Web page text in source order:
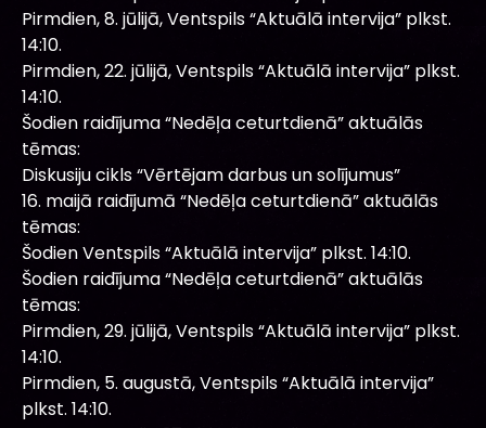
Pirmdien, 8. jūlijā, Ventspils “Aktuālā intervija” plkst.
14:10.
Pirmdien, 22. jūlijā, Ventspils “Aktuālā intervija” plkst.
14:10.
Šodien raidījuma “Nedēļa ceturtdienā” aktuālās
tēmas:
Diskusiju cikls “Vērtējam darbus un solījumus”
16. maijā raidījumā “Nedēļa ceturtdienā” aktuālās
tēmas:
Šodien Ventspils “Aktuālā intervija” plkst. 14:10.
Šodien raidījuma “Nedēļa ceturtdienā” aktuālās
tēmas:
Pirmdien, 29. jūlijā, Ventspils “Aktuālā intervija” plkst.
14:10.
Pirmdien, 5. augustā, Ventspils “Aktuālā intervija”
plkst. 14:10.